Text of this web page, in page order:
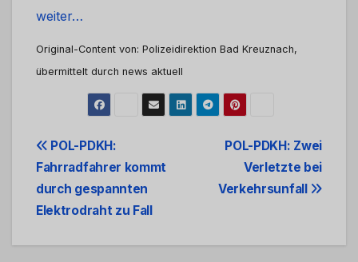
weiter…
Original-Content von: Polizeidirektion Bad Kreuznach,
übermittelt durch news aktuell
Beitrags-
Navigation
POL-PDKH: Zwei
Verletzte bei
Verkehrsunfall
POL-PDKH:
Fahrradfahrer kommt
durch gespannten
Elektrodraht zu Fall